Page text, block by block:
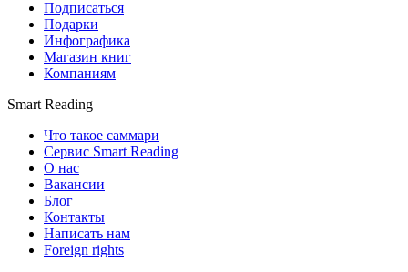
Подписаться
Подарки
Инфографика
Магазин книг
Компаниям
Smart Reading
Что такое саммари
Сервис Smart Reading
О нас
Вакансии
Блог
Контакты
Написать нам
Foreign rights